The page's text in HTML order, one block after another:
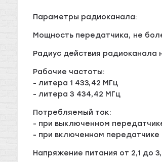
Параметры радиоканала:
Мощность передатчика, не
Радиус действия радиоканала
Рабочие частоты:
- литера 1 433,42 МГц
- литера 3 434,42 МГц
Потребляемый ток:
- при выключенном
- при включенном передатчике
Напряжение питания от 2,1 до